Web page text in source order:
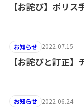
【お詫び】ポリ
お知らせ 2022.07.15
【お詫びと訂正
お知らせ 2022.06.24